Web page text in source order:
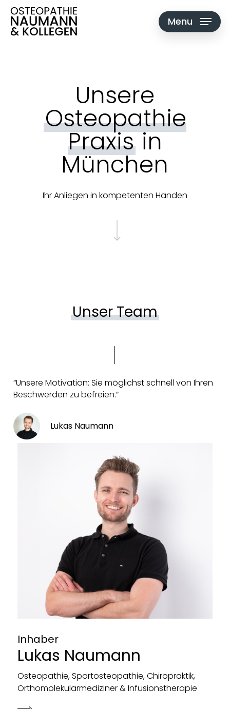
Skip
main
Menu
Unsere
Osteopathie
Praxisin
München
Ihr Anliegen in kompetenten Händen
Unser Team
“Unsere Motivation: Sie möglichst schnell von Ihren
Beschwerden zu befreien.”
Lukas Naumann
Inhaber
Lukas Naumann
Osteopathie, Sportosteopathie, Chiropraktik,
Orthomolekularmediziner & Infusionstherapie